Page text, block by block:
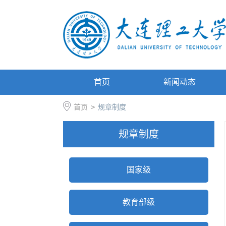
首页 新闻动态
首页 > 规章制度
规章制度
国家级
教育部级